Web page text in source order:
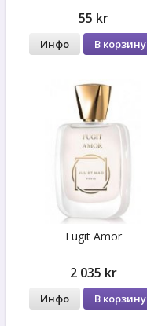
55 kr
Инфо В корзину
Fugit Amor
2 035 kr
Инфо В корзину